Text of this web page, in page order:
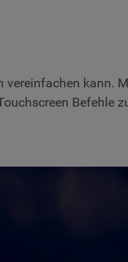
kann.
Befehle